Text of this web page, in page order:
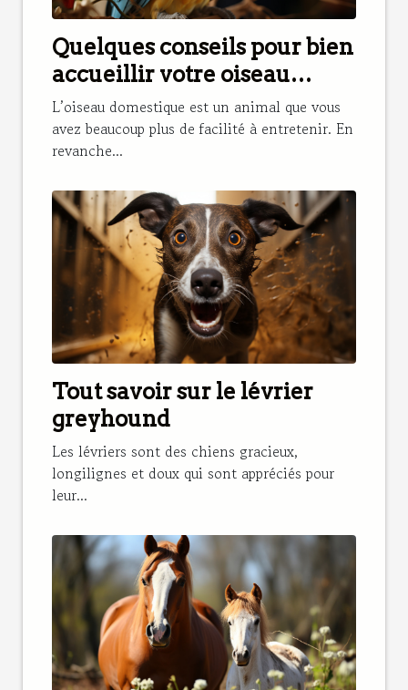
Quelques conseils pour bien
accueillir votre oiseau
domestique
L’oiseau domestique est un animal que vous
avez beaucoup plus de facilité à entretenir. En
revanche...
Tout savoir sur le lévrier
greyhound
Les lévriers sont des chiens gracieux,
longilignes et doux qui sont appréciés pour
leur...